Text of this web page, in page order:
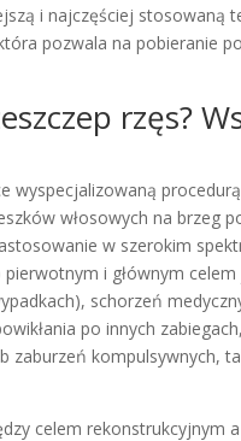
i najczęściej stosowaną
pozwala na pobieranie
rzęs?
wyspecjalizowaną
włosowych na brzeg
w szerokim
i głównym
schorzeń
po innych
zaburzeń kompulsywnych,
celem rekonstrukcyjnym